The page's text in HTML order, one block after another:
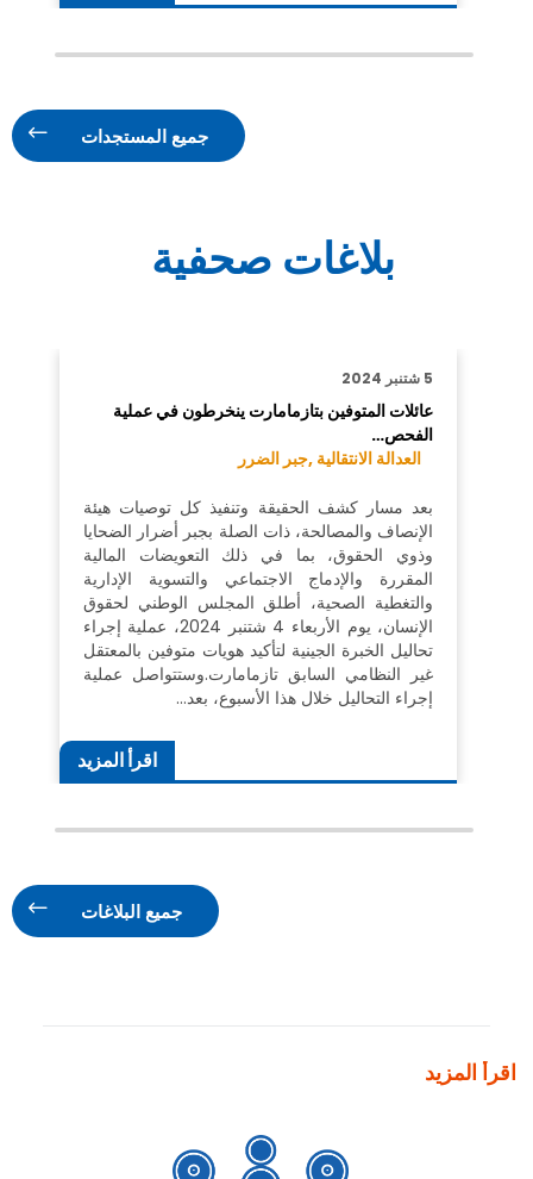
جميع المستجدات
بلاغات صحفية
5 شتنبر 2024
عائلات المتوفين بتازمامارت ينخرطون في عملية
الفحص…
العدالة الانتقالية ,جبر الضرر
بعد مسار كشف الحقيقة وتنفيذ كل توصيات هيئة
الإنصاف والمصالحة، ذات الصلة بجبر أضرار الضحايا
وذوي الحقوق، بما في ذلك التعويضات المالية
المقررة والإدماج الاجتماعي والتسوية الإدارية
والتغطية الصحية، أطلق المجلس الوطني لحقوق
الإنسان، يوم الأربعاء 4 شتنبر 2024، عملية إجراء
تحاليل الخبرة الجينية لتأكيد هويات متوفين بالمعتقل
غير النظامي السابق تازمامارت.وستتواصل عملية
إجراء التحاليل خلال هذا الأسبوع، بعد…
اقرأ المزيد
جميع البلاغات
اقرأ المزيد